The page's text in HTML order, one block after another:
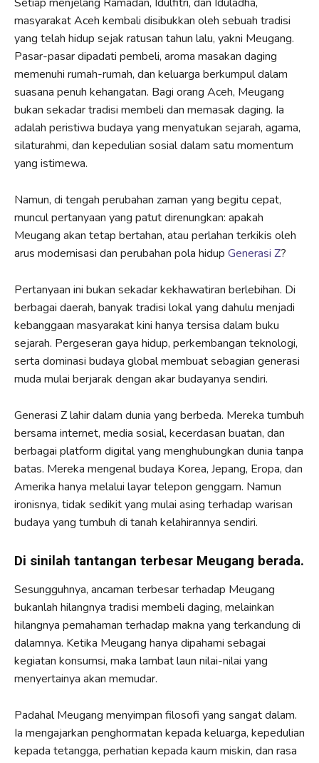
masyarakat Aceh kembali disibukkan oleh sebuah tradisi
yang telah hidup sejak ratusan tahun lalu, yakni Meugang.
Pasar-pasar dipadati pembeli, aroma masakan daging
memenuhi rumah-rumah, dan keluarga berkumpul dalam
suasana penuh kehangatan. Bagi orang Aceh, Meugang
bukan sekadar tradisi membeli dan memasak daging. Ia
adalah peristiwa budaya yang menyatukan sejarah, agama,
silaturahmi, dan kepedulian sosial dalam satu momentum
yang istimewa.
Namun, di tengah perubahan zaman yang begitu cepat,
muncul pertanyaan yang patut direnungkan: apakah
Meugang akan tetap bertahan, atau perlahan terkikis oleh
arus modernisasi dan perubahan pola hidup Generasi Z?
Pertanyaan ini bukan sekadar kekhawatiran berlebihan. Di
berbagai daerah, banyak tradisi lokal yang dahulu menjadi
kebanggaan masyarakat kini hanya tersisa dalam buku
sejarah. Pergeseran gaya hidup, perkembangan teknologi,
serta dominasi budaya global membuat sebagian generasi
muda mulai berjarak dengan akar budayanya sendiri.
Generasi Z lahir dalam dunia yang berbeda. Mereka tumbuh
bersama internet, media sosial, kecerdasan buatan, dan
berbagai platform digital yang menghubungkan dunia tanpa
batas. Mereka mengenal budaya Korea, Jepang, Eropa, dan
Amerika hanya melalui layar telepon genggam. Namun
ironisnya, tidak sedikit yang mulai asing terhadap warisan
budaya yang tumbuh di tanah kelahirannya sendiri.
Di sinilah tantangan terbesar Meugang berada.
Sesungguhnya, ancaman terbesar terhadap Meugang
bukanlah hilangnya tradisi membeli daging, melainkan
hilangnya pemahaman terhadap makna yang terkandung di
dalamnya. Ketika Meugang hanya dipahami sebagai
kegiatan konsumsi, maka lambat laun nilai-nilai yang
menyertainya akan memudar.
Padahal Meugang menyimpan filosofi yang sangat dalam.
Ia mengajarkan penghormatan kepada keluarga, kepedulian
kepada tetangga, perhatian kepada kaum miskin, dan rasa